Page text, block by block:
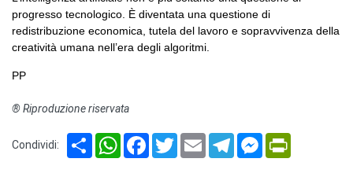
progresso tecnologico. È diventata una questione di
redistribuzione economica, tutela del lavoro e sopravvivenza della
creatività umana nell’era degli algoritmi.
PP
® Riproduzione riservata
Condividi: Share WhatsAppFacebook
TwitterEmail TelegramMessenger